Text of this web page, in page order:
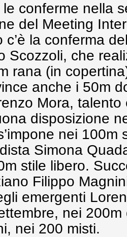
le conferme nella
del Meeting
c’è la conferma
Scozzoli, che
rana (in
anche i 50m
Mora, talento
disposizione
nei 100m
Simona
stile libero.
Filippo
emergenti
nei
nei 200 misti.